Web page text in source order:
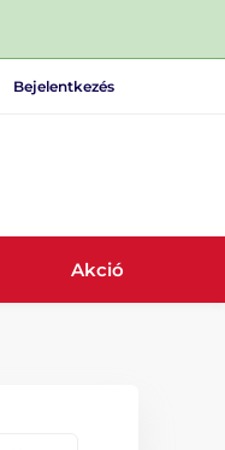
Bejelentkezés
Akció